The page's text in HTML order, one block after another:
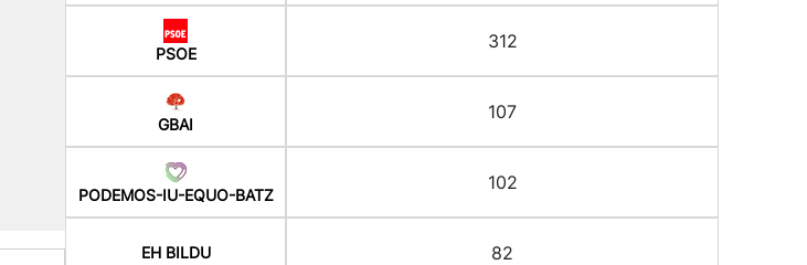
PSOE
312
GBAI
107
PODEMOS-IU-EQUO-BATZ
102
EH BILDU 82